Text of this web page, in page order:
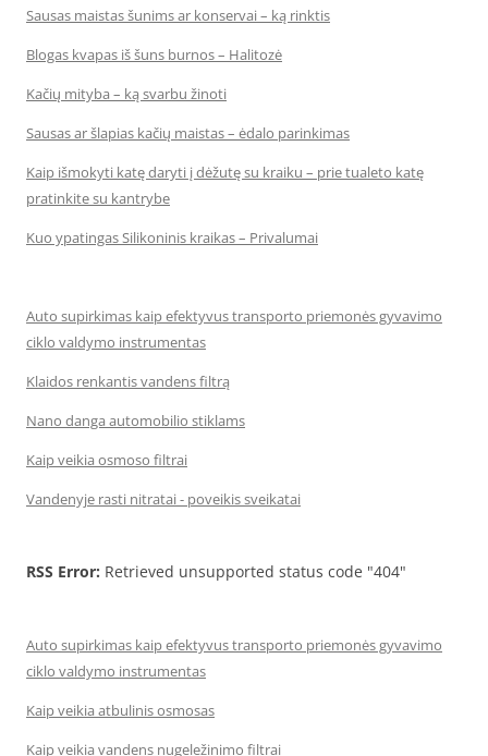
Sausas maistas šunims ar konservai – ką rinktis
Blogas kvapas iš šuns burnos – Halitozė
Kačių mityba – ką svarbu žinoti
Sausas ar šlapias kačių maistas – ėdalo parinkimas
Kaip išmokyti katę daryti į dėžutę su kraiku – prie tualeto katę
pratinkite su kantrybe
Kuo ypatingas Silikoninis kraikas – Privalumai
Auto supirkimas kaip efektyvus transporto priemonės gyvavimo
ciklo valdymo instrumentas
Klaidos renkantis vandens filtrą
Nano danga automobilio stiklams
Kaip veikia osmoso filtrai
Vandenyje rasti nitratai - poveikis sveikatai
RSS Error: Retrieved unsupported status code "404"
Auto supirkimas kaip efektyvus transporto priemonės gyvavimo
ciklo valdymo instrumentas
Kaip veikia atbulinis osmosas
Kaip veikia vandens nugeležinimo filtrai